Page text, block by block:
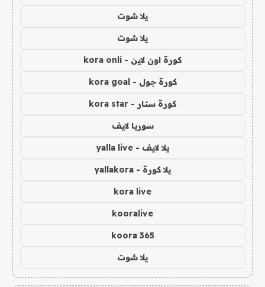
يلا شوت
يلا شوت
كورة اون لاين - kora onli
كورة جول - kora goal
كورة ستار - kora star
سوريا لايف
يلا لايف - yalla live
يلا كورة - yallakora
kora live
kooralive
koora 365
يلا شوت